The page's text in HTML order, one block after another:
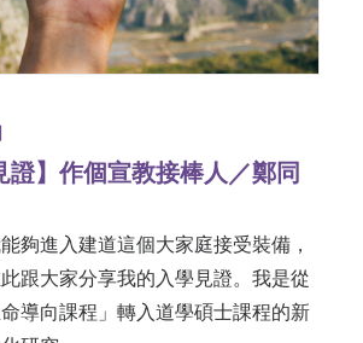
證】作個宣教接棒人／鄭同
夠進入建道這個大家庭接受裝備，
跟大家分享我的入學見證。我是從
命導向課程」轉入道學碩士課程的新